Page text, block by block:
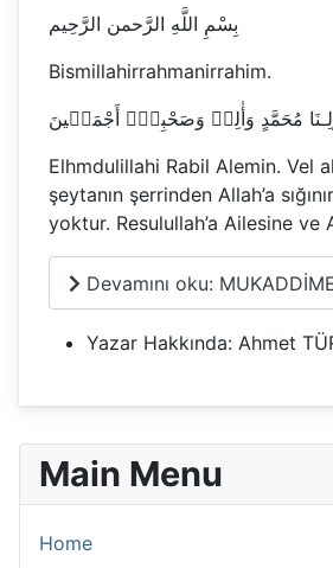
بِسْمِ اللَّهِ الرَّحمن الرَّحِيم
Bismillahirrahmanirrahim.
مُحَمَّدٍ وَأٰلِه۪ وَصَحْبِه۪ٓ أَجْمَع۪ينَ
Elhmdulillahi Rabil Alemin. Vel
şeytanın şerrinden Allah’a
yoktur. Resulullah’a Ailesine ve
Devamını oku:
Yazar Hakkında: Ahmet
Main Menu
Home